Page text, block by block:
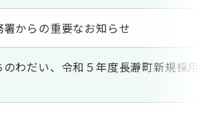
署からの重要なお知らせ
のわだい、令和５年度長瀞町新規採用